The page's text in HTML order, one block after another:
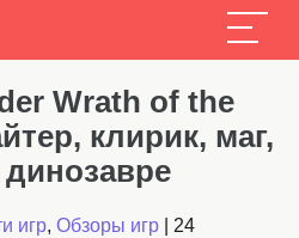
Wrath of the
клирик, маг,
игр, Обзоры игр
24